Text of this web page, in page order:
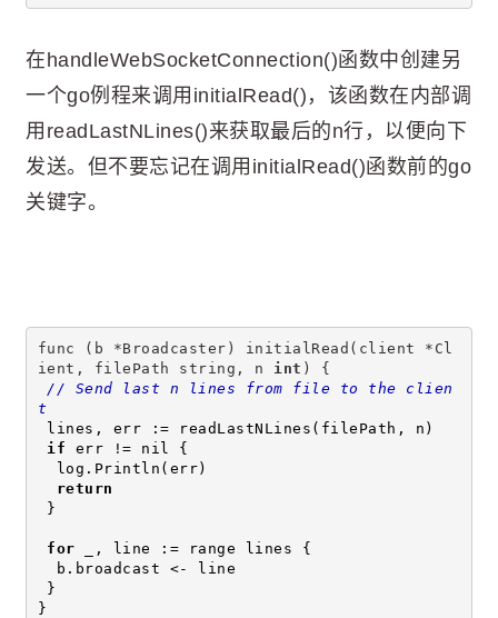
在handleWebSocketConnection()函数中创建另
一个go例程来调用initialRead()，该函数在内部调
用readLastNLines()来获取最后的n行，以便向下
发送。但不要忘记在调用initialRead()函数前的go
关键字。
func (b *Broadcaster) initialRead(client *Cl
ient, filePath string, n int ) {
// Send last n lines from file to the clien
t
lines, err := readLastNLines(filePath, n)
if err != nil {
log.Println(err)
return
}
for _, line := range lines {
b.broadcast <- line
}
}